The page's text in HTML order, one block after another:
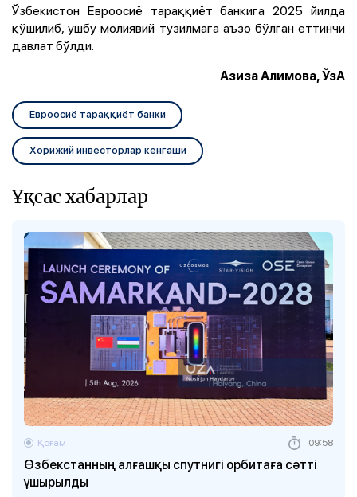
Ўзбекистон Евроосиё тараққиёт банкига 2025 йилда
қўшилиб, ушбу молиявий тузилмага аъзо бўлган еттинчи
давлат бўлди.
Азиза Алимова, ЎзА
Евроосиё тараққиёт банки
Хорижий инвесторлар кенгаши
Ұқсас хабарлар
Өзбекстанның алғашқы спутнигі орбитаға сәтті
ұшырылды
Қоғам 09:58